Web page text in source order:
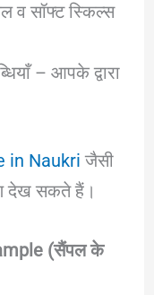
व सॉफ्ट स्किल्स
– आपके द्वारा
in Naukri जैसी
देख सकते हैं।
(सैंपल के